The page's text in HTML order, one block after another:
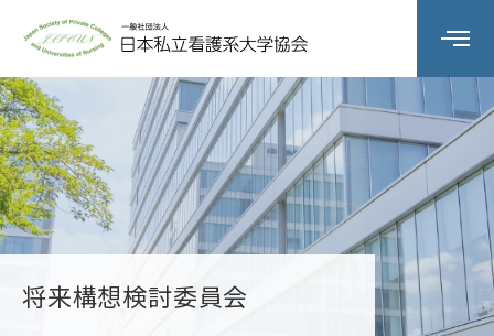
組織の概要
委員会活動
将来構想検討委員会